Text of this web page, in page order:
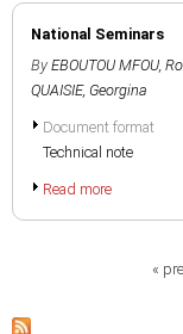
National Seminars
By EBOUTOU MFOU,
QUAISIE, Georgina
Document format
Technical note
Read more
«